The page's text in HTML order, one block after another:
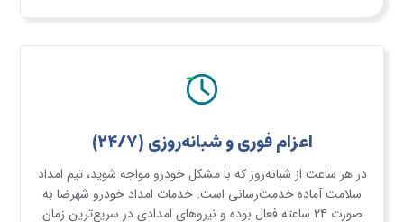
اعزام فوری و شبانه‌روزی (۲۴/۷)
در هر ساعت از شبانه‌روز که با مشکل خودرو مواجه شوید، تیم امداد
سلامت آماده خدمت‌رسانی است. خدمات امداد خودرو شهرضا به
صورت ۲۴ ساعته فعال بوده و نیروهای امدادی در سریع‌ترین زمان